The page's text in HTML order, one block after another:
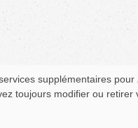
supplémentaires pour
toujours modifier ou